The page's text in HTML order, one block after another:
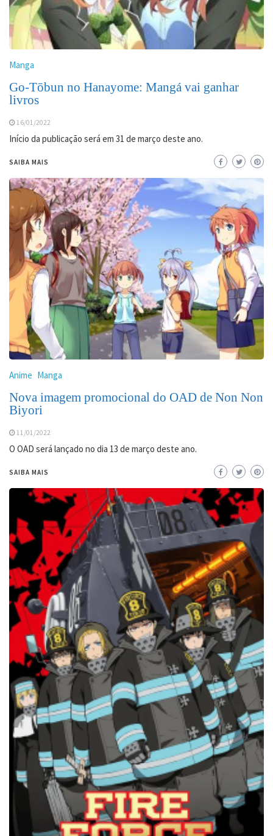
Manga
Go-Tōbun no Hanayome: Mangá vai ganhar
livros
16/01/2022
Início da publicação será em 31 de março deste ano.
SAIBA MAIS
Anime Manga
Nova imagem promocional do OAD de Non Non
Biyori
11/01/2022
O OAD será lançado no dia 13 de março deste ano.
SAIBA MAIS